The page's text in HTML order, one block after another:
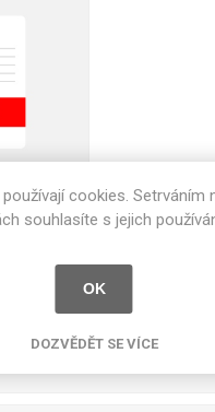
k lakování
MR Paint
cookies. Setrváním
souhlasíte s jejich
OK
DOZVĚDĚT SE VÍCE